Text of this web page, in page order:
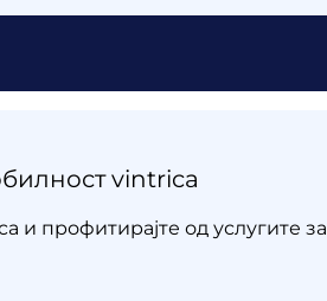
vintrica
и профитирајте од услугите за